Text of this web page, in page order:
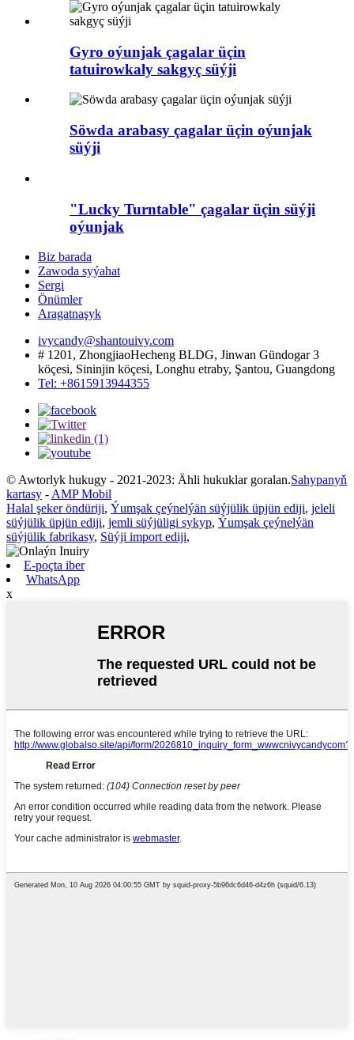
Gyro oýunjak çagalar üçin
tatuirowkaly sakgyç süýji
Söwda arabasy çagalar üçin oýunjak
süýji
"Lucky Turntable" çagalar üçin süýji
oýunjak
Biz barada
Zawoda syýahat
Sergi
Önümler
Aragatnaşyk
ivycandy@shantouivy.com
# 1201, ZhongjiaoHecheng BLDG, Jinwan Gündogar 3
köçesi, Sininjin köçesi, Longhu etraby, Şantou, Guangdong
Tel: +8615913944355
© Awtorlyk hukugy - 2021-2023: Ähli hukuklar goralan.Sahypanyň
kartasy - AMP Mobil
Halal şeker öndüriji, Ýumşak çeýnelýän süýjülik üpjün ediji, jeleli
süýjülik üpjün ediji, jemli süýjüligi sykyp, Ýumşak çeýnelýän
süýjülik fabrikasy, Süýji import ediji,
E-poçta iber
WhatsApp
x